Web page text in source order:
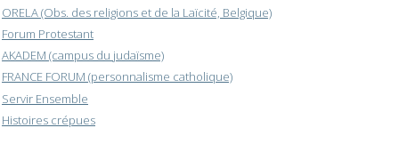
ORELA (Obs. des religions et de la Laïcité, Belgique)
Forum Protestant
AKADEM (campus du judaïsme)
FRANCE FORUM (personnalisme catholique)
Servir Ensemble
Histoires crépues